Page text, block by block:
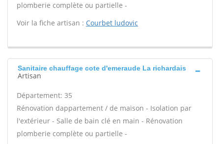
plomberie complète ou partielle -
Voir la fiche artisan : Courbet ludovic
Sanitaire chauffage cote d'emeraude La richardais
Artisan
Département: 35
Rénovation dappartement / de maison - Isolation par
l'extérieur - Salle de bain clé en main - Rénovation
plomberie complète ou partielle -